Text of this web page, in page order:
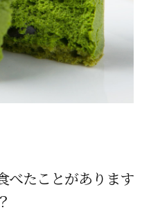
べたことがあります